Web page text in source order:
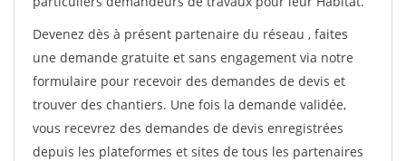
Devenez dès à présent partenaire du réseau , faites
une demande gratuite et sans engagement via notre
formulaire pour recevoir des demandes de devis et
trouver des chantiers. Une fois la demande validée,
vous recevrez des demandes de devis enregistrées
depuis les plateformes et sites de tous les partenaires